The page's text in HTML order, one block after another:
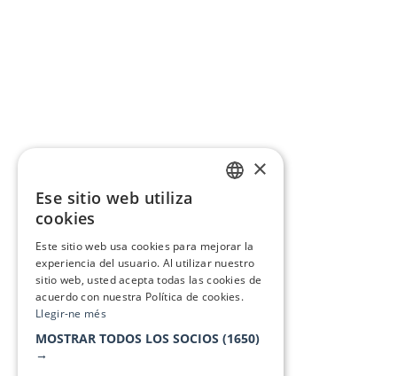
×
Ese sitio web utiliza
cookies
Este sitio web usa cookies para mejorar la
experiencia del usuario. Al utilizar nuestro
sitio web, usted acepta todas las cookies de
acuerdo con nuestra Política de cookies.
Llegir-ne més
MOSTRAR TODOS LOS SOCIOS (1650)
→